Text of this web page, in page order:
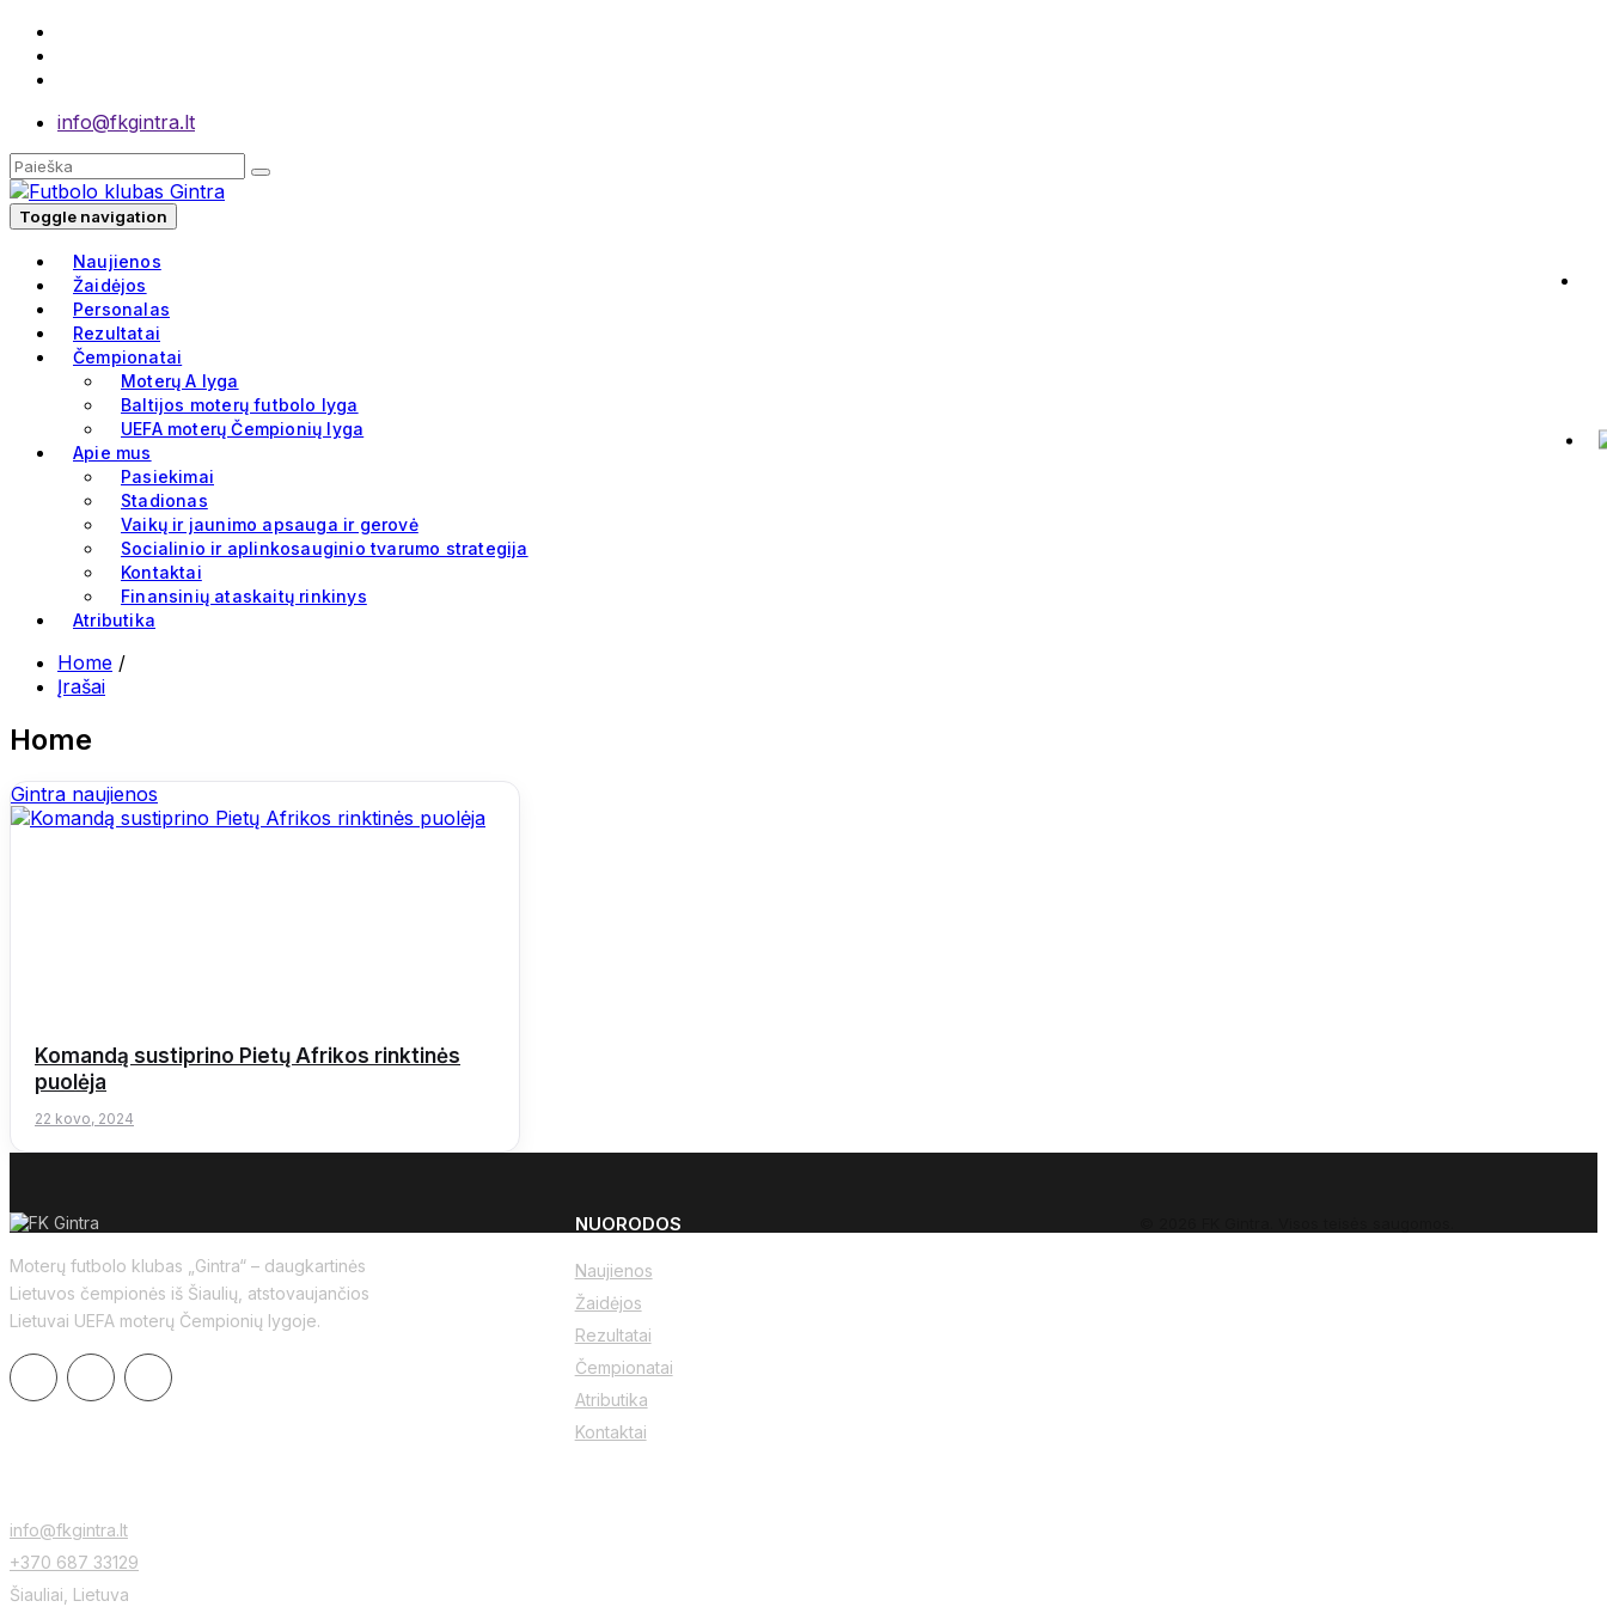
info@fkgintra.lt
Toggle navigation
Naujienos
Žaidėjos
Personalas
Rezultatai
Čempionatai
Moterų A lyga
Baltijos moterų futbolo lyga
UEFA moterų Čempionių lyga
Apie mus
Pasiekimai
Stadionas
Vaikų ir jaunimo apsauga ir gerovė
Socialinio ir aplinkosauginio tvarumo strategija
Kontaktai
Finansinių ataskaitų rinkinys
Atributika
Home /
Įrašai
Home
Gintra naujienos
Komandą sustiprino Pietų Afrikos rinktinės
puolėja
22 kovo, 2024
Moterų futbolo klubas „Gintra“ – daugkartinės
Lietuvos čempionės iš Šiaulių, atstovaujančios
Lietuvai UEFA moterų Čempionių lygoje.
NUORODOS
Naujienos
Žaidėjos
Rezultatai
Čempionatai
Atributika
Kontaktai
info@fkgintra.lt
+370 687 33129
Šiauliai, Lietuva